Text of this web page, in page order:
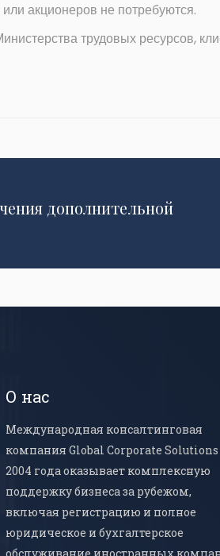
акционеров не потребуются.
трудовых ресурсов,
дополнительной
О нас
Международная консалтинговая
компания Global Corporate Solutions
2004 года оказывает комплексную
поддержку бизнеса за рубежом,
включая регистрацию и полное
юридическое и бухгалтерское